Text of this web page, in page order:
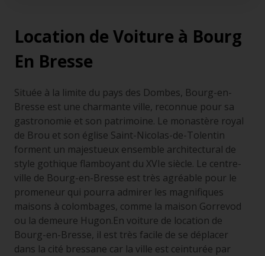
Location de Voiture à Bourg
En Bresse
Située à la limite du pays des Dombes, Bourg-en-
Bresse est une charmante ville, reconnue pour sa
gastronomie et son patrimoine. Le monastère royal
de Brou et son église Saint-Nicolas-de-Tolentin
forment un majestueux ensemble architectural de
style gothique flamboyant du XVIe siècle. Le centre-
ville de Bourg-en-Bresse est très agréable pour le
promeneur qui pourra admirer les magnifiques
maisons à colombages, comme la maison Gorrevod
ou la demeure Hugon.En voiture de location de
Bourg-en-Bresse, il est très facile de se déplacer
dans la cité bressane car la ville est ceinturée par